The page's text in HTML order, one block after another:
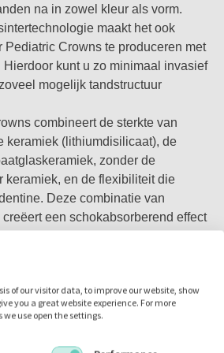
de tandpreparatie is gebaseerd
met een randdikte van
contouren van natuurlijke
overmatige tandreductie tijdens
De randen worden
geplaatst, waardoor het
wordt verminderd en het
eenvoudig en comfortabel wordt.
Guide om de juiste kroonmaat te
worden aangepast aan het
worden omgezet in gedeeltelijke
composiet. Deze
minimale tandvoorbereiding,
behandeling mogelijk maakt. Het
de algehele
na in zowel kleur als vorm.
maakt het ook
Pediatric Crowns te produceren met
kunt u zo minimaal invasief
mogelijk tandstructuur
combineert de sterkte van
keramiek (lithiumdisilicaat), de
zonder de
keramiek, en de flexibiliteit die
Deze combinatie van
een schokabsorberend effect
glanzend en glad, wat biofilm en
Dit helpt marginale verkleuring,
tandplakvorming te voorkomen.
zijn biocompatibel, niet-toxisch en
of our visitor data, to improve our website, show
you a great website experience. For more
use open the settings.